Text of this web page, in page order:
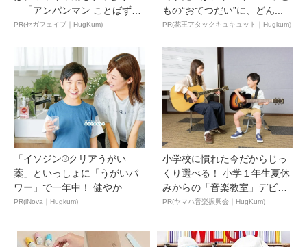
「アンパンマン ことばずか
ん...
PR(セガフェイブ｜HugKum)
もの“おてつだい”に、どん...
PR(花王アタックキュキュット｜Hugkum)
「イソジン®クリアうがい
薬」といっしょに「うがいパ
ワー」で一年中！ 健やか
PR(iNova｜Hugkum)
小学校に慣れた今だからじっ
くり選べる！ 小学１年生夏休
みからの「音楽教室」デビ
ュ...
PR(ヤマハ音楽振興会｜HugKum)